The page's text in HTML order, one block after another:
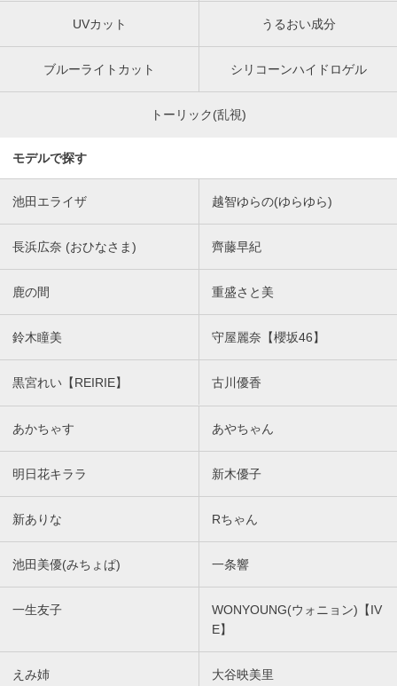
UVカット うるおい成分
ブルーライトカット シリコーンハイドロゲル
トーリック(乱視)
モデルで探す
池田エライザ 越智ゆらの(ゆらゆら)
長浜広奈 (おひなさま) 齊藤早紀
鹿の間 重盛さと美
鈴木瞳美 守屋麗奈【櫻坂46】
黒宮れい【REIRIE】 古川優香
あかちゃす あやちゃん
明日花キララ 新木優子
新ありな Rちゃん
池田美優(みちょぱ) 一条響
一生友子
WONYOUNG(ウォニョン)【IV
E】
えみ姉 大谷映美里